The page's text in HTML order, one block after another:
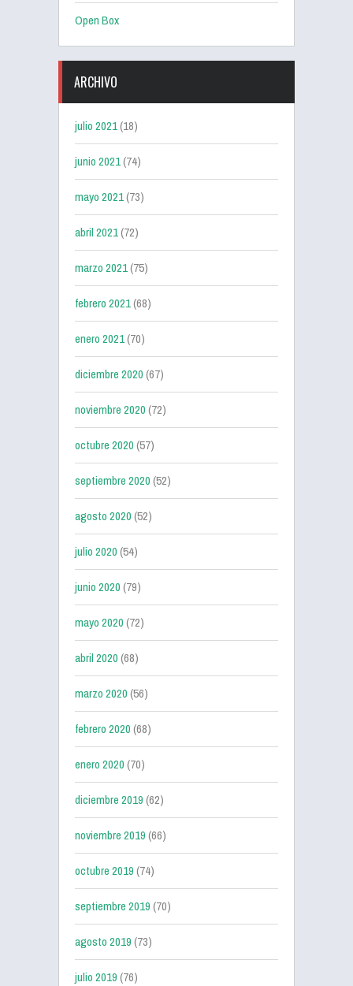
Open Box
ARCHIVO
julio 2021(18)
junio 2021(74)
mayo 2021(73)
abril 2021(72)
marzo 2021(75)
febrero 2021(68)
enero 2021(70)
diciembre 2020(67)
noviembre 2020(72)
octubre 2020(57)
septiembre 2020(52)
agosto 2020(52)
julio 2020(54)
junio 2020(79)
mayo 2020(72)
abril 2020(68)
marzo 2020(56)
febrero 2020(68)
enero 2020(70)
diciembre 2019(62)
noviembre 2019(66)
octubre 2019(74)
septiembre 2019(70)
agosto 2019(73)
julio 2019(76)